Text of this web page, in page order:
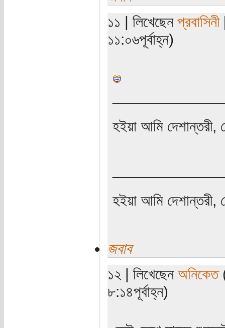
১১ | লিখেছেন প্রবাসিনী
১১:০৬পূর্বাহ্ন)
হইয়া আমি দেশান্তরী,
হইয়া আমি দেশান্তরী,
জবাব
১২ | লিখেছেন অনিকেত
৮:১৪পূর্বাহ্ন)